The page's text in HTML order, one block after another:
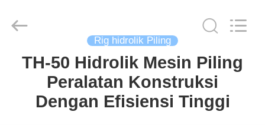
RUMAH
PRODUK
Heavy
Industry
Reserved.
Rig hidrolik Piling
TH-50 Hidrolik Mesin Piling
Peralatan Konstruksi
Dengan Efisiensi Tinggi